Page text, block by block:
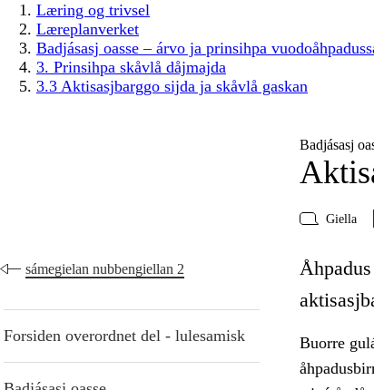
Læring og trivsel
Læreplanverket
Badjásasj oasse – árvo ja prinsihpa
3. Prinsihpa skåvlå dåjmajda
3.3 Aktisasjbarggo sijda ja skåvlå gaskan
Badjásasj
Giella
sámegielan nubbengiellan 2
Forsiden overordnet del - lulesamisk
Buorre